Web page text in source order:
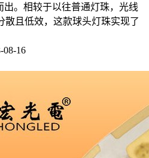
出。相较于以往普通灯珠，光线
散且低效，这款球头灯珠实现了
08-16